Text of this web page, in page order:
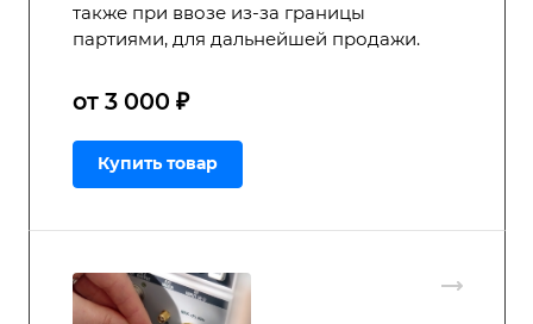
также при ввозе из-за границы
партиями, для дальнейшей продажи.
от 3 000 ₽
Купить товар